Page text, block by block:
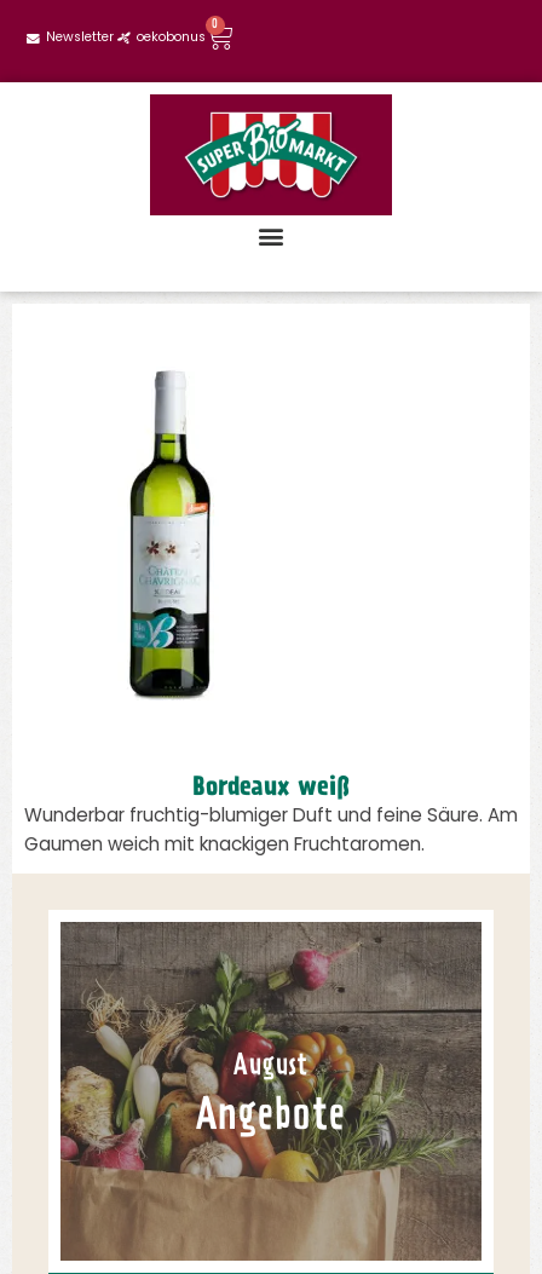
Newsletter oekobonus
0
Bordeaux weiß
Wunderbar fruchtig-blumiger Duft und feine Säure. Am
Gaumen weich mit knackigen Fruchtaromen.
August
Angebote